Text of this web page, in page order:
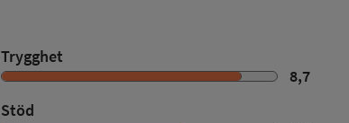
Trygghet
8,7
Stöd